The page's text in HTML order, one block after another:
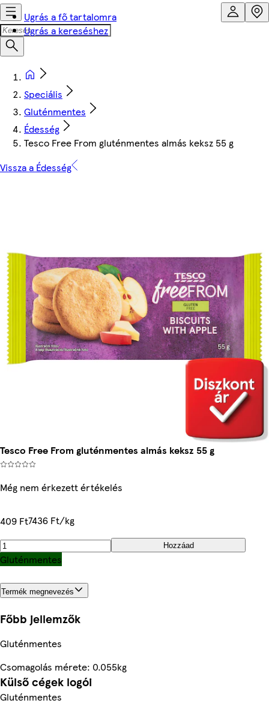
Ugrás a fő tartalomra
Ugrás a kereséshez
Speciális
Gluténmentes
Édesség
Tesco Free From gluténmentes almás keksz 55 g
Vissza a Édesség
Tesco Free From gluténmentes almás keksz 55 g
Még nem érkezett értékelés
409 Ft7436 Ft/kg
Hozzáad
Gluténmentes
Termék megnevezés
Főbb jellemzők
Gluténmentes
Csomagolás mérete: 0.055kg
Külső cégek logói
Gluténmentes